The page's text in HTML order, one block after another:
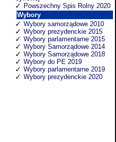
Powszechny Spis Rolny 2020
Wybory
Wybory samorządowe 2010
Wybory prezydenckie 2015
Wybory parlamentarne 2015
Wybory Samorządowe 2014
Wybory Samorządowe 2018
Wybory do PE 2019
Wybory parlamentarne 2019
Wybory prezydenckie 2020